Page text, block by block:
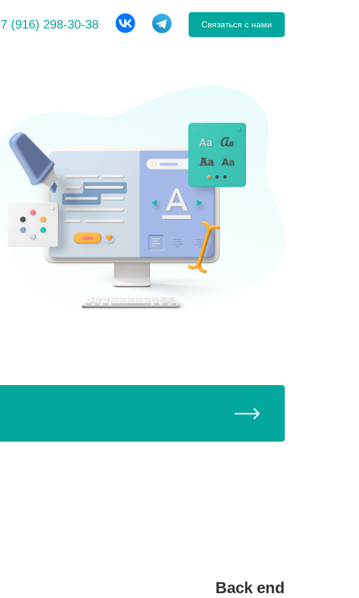
(916) 298-30-38 Связаться с нами
Back end